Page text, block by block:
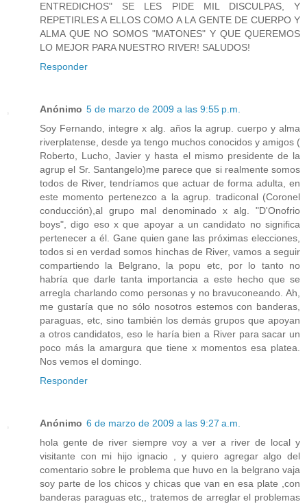
ENTREDICHOS" SE LES PIDE MIL DISCULPAS, Y
REPETIRLES A ELLOS COMO A LA GENTE DE CUERPO Y
ALMA QUE NO SOMOS "MATONES" Y QUE QUEREMOS
LO MEJOR PARA NUESTRO RIVER! SALUDOS!
Responder
Anónimo 5 de marzo de 2009 a las 9:55 p.m.
Soy Fernando, integre x alg. años la agrup. cuerpo y alma
riverplatense, desde ya tengo muchos conocidos y amigos (
Roberto, Lucho, Javier y hasta el mismo presidente de la
agrup el Sr. Santangelo)me parece que si realmente somos
todos de River, tendríamos que actuar de forma adulta, en
este momento pertenezco a la agrup. tradiconal (Coronel
conducción),al grupo mal denominado x alg. "D'Onofrio
boys", digo eso x que apoyar a un candidato no significa
pertenecer a él. Gane quien gane las próximas elecciones,
todos si en verdad somos hinchas de River, vamos a seguir
compartiendo la Belgrano, la popu etc, por lo tanto no
habría que darle tanta importancia a este hecho que se
arregla charlando como personas y no bravuconeando. Ah,
me gustaría que no sólo nosotros estemos con banderas,
paraguas, etc, sino también los demás grupos que apoyan
a otros candidatos, eso le haría bien a River para sacar un
poco más la amargura que tiene x momentos esa platea.
Nos vemos el domingo.
Responder
Anónimo 6 de marzo de 2009 a las 9:27 a.m.
hola gente de river siempre voy a ver a river de local y
visitante con mi hijo ignacio , y quiero agregar algo del
comentario sobre le problema que huvo en la belgrano vaja
soy parte de los chicos y chicas que van en esa plate ,con
banderas paraguas etc,, tratemos de arreglar el problemas